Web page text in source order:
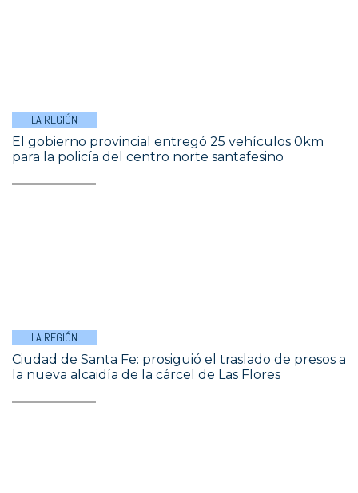
LA REGIÓN
El gobierno provincial entregó 25 vehículos 0km
para la policía del centro norte santafesino
LA REGIÓN
Ciudad de Santa Fe: prosiguió el traslado de presos a
la nueva alcaidía de la cárcel de Las Flores